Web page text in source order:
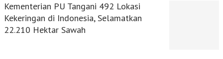
Kementerian PU Tangani 492 Lokasi
Kekeringan di Indonesia, Selamatkan
22.210 Hektar Sawah